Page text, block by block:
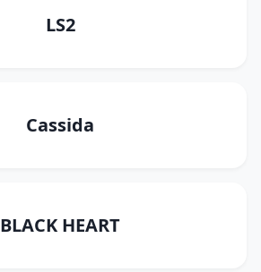
LS2
Cassida
BLACK HEART